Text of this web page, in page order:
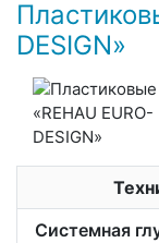
DESIGN»
Системная